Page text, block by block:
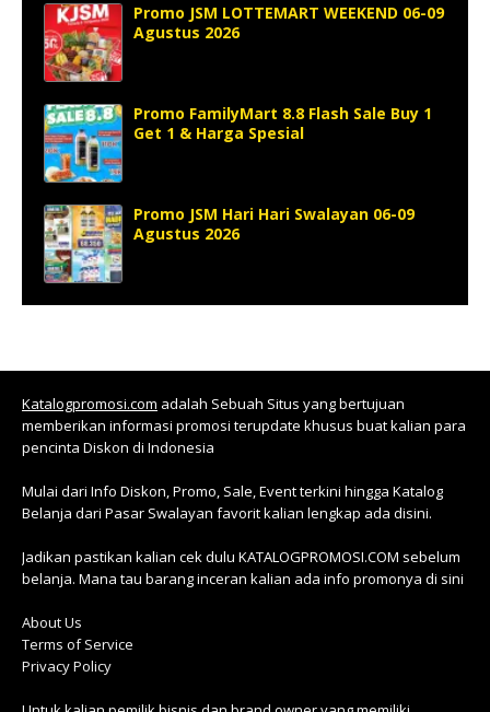
Promo JSM LOTTEMART WEEKEND 06-09
Agustus 2026
Promo FamilyMart 8.8 Flash Sale Buy 1
Get 1 & Harga Spesial
Promo JSM Hari Hari Swalayan 06-09
Agustus 2026
Katalogpromosi.com adalah Sebuah Situs yang bertujuan
memberikan informasi promosi terupdate khusus buat kalian para
pencinta Diskon di Indonesia
Mulai dari Info Diskon, Promo, Sale, Event terkini hingga Katalog
Belanja dari Pasar Swalayan favorit kalian lengkap ada disini.
Jadikan pastikan kalian cek dulu KATALOGPROMOSI.COM sebelum
belanja. Mana tau barang inceran kalian ada info promonya di sini
About Us
Terms of Service
Privacy Policy